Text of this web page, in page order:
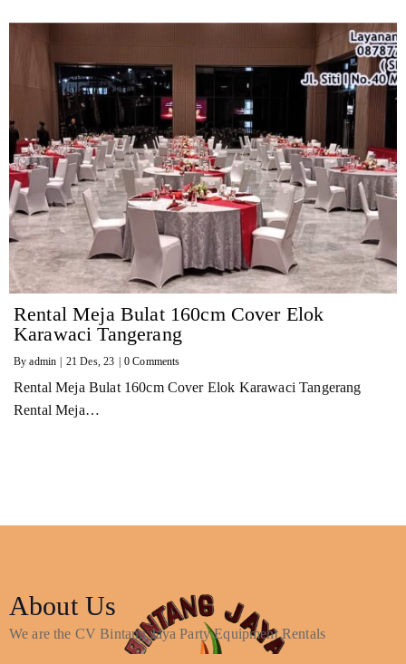
Rental Meja Bulat 160cm Cover Elok
Karawaci Tangerang
Byadmin 21 Des, 23 0 Comments
Rental Meja Bulat 160cm Cover Elok Karawaci Tangerang
Rental Meja…
About Us
We are the CV Bintang Jaya Party Equipment Rentals